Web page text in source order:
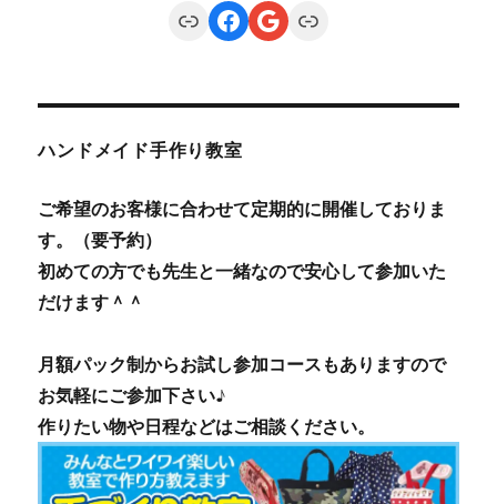
LinkFacebook
Google
Link
ハンドメイド手作り教室
ご希望のお客様に合わせて定期的に開催しておりま
す。（要予約）
初めての方でも先生と一緒なので安心して参加いた
だけます＾＾
月額パック制からお試し参加コースもありますので
お気軽にご参加下さい♪
作りたい物や日程などはご相談ください。